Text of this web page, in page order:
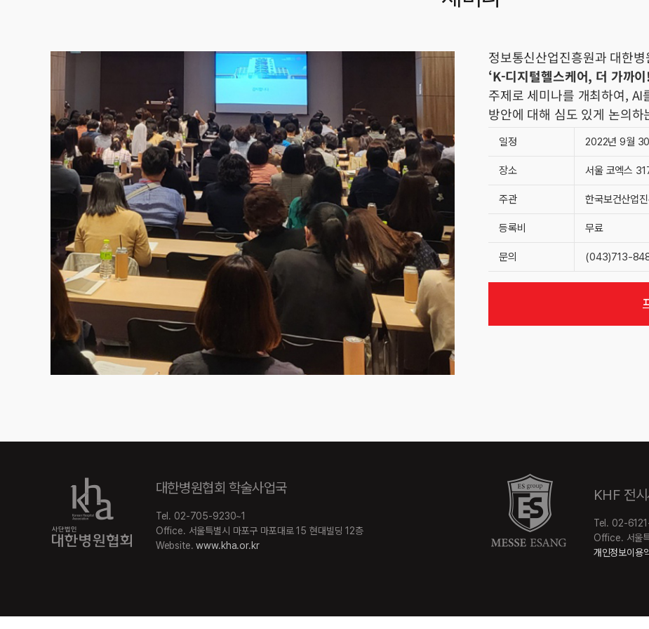
정보통신산업진흥원과 대한
‘K-디지털헬스케어, 더 가까
주제로 세미나를 개최하여,
방안에 대해 심도 있게 논의
일정 2022년 9월
장소 서울 코엑스
주관 한국보건산업
등록비 무료
문의 (043)713-
대한병원협회 학술사업국
Tel. 02-705-9230~1
Office. 서울특별시 마포구 마포대로 15 현대빌딩 12층
Website.www.kha.or.kr
KHF 전
Tel. 02-
Office. 서울
개인정보이용